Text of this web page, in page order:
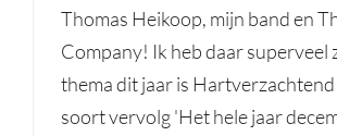
Thomas Heikoop, mijn band en
Company! Ik heb daar superveel
thema dit jaar is
soort vervolg 'Het hele jaar